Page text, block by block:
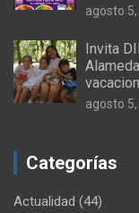
agosto
Invita
agosto
Categorías
Actualidad (44)